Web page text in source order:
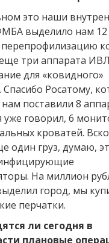
это наши
выделило нам
перепрофилизацию
три аппарата
для «ковидного»
Спасибо Росатому,
поставили 8
уже говорил, 6
кроватей.
один груз, думаю,
На миллион
город, мы
перчатки.
ли сегодня в
плановые